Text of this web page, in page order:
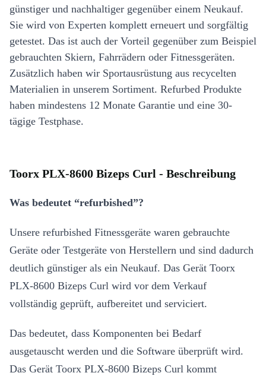
günstiger und nachhaltiger gegenüber einem Neukauf.
Sie wird von Experten komplett erneuert und sorgfältig
getestet. Das ist auch der Vorteil gegenüber zum Beispiel
gebrauchten Skiern, Fahrrädern oder Fitnessgeräten.
Zusätzlich haben wir Sportausrüstung aus recycelten
Materialien in unserem Sortiment. Refurbed Produkte
haben mindestens 12 Monate Garantie und eine 30-
tägige Testphase.
Toorx PLX-8600 Bizeps Curl - Beschreibung
Was bedeutet “refurbished”?
Unsere refurbished Fitnessgeräte waren gebrauchte
Geräte oder Testgeräte von Herstellern und sind dadurch
deutlich günstiger als ein Neukauf. Das Gerät Toorx
PLX-8600 Bizeps Curl wird vor dem Verkauf
vollständig geprüft, aufbereitet und serviciert.
Das bedeutet, dass Komponenten bei Bedarf
ausgetauscht werden und die Software überprüft wird.
Das Gerät Toorx PLX-8600 Bizeps Curl kommt